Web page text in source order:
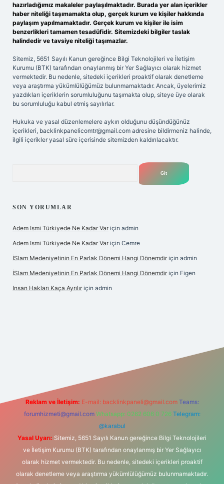
hazırladığımız makaleler paylaşılmaktadır. Burada yer alan içerikler
haber niteliği taşımamakta olup, gerçek kurum ve kişiler hakkında
paylaşım yapılmamaktadır. Gerçek kurum ve kişiler ile isim
benzerlikleri tamamen tesadüfidir. Sitemizdeki bilgiler taslak
halindedir ve tavsiye niteliği taşımazlar.
Sitemiz, 5651 Sayılı Kanun gereğince Bilgi Teknolojileri ve İletişim
Kurumu (BTK) tarafından onaylanmış bir Yer Sağlayıcı olarak hizmet
vermektedir. Bu nedenle, sitedeki içerikleri proaktif olarak denetleme
veya araştırma yükümlülüğümüz bulunmamaktadır. Ancak, üyelerimiz
yazdıkları içeriklerin sorumluluğunu taşımakta olup, siteye üye olarak
bu sorumluluğu kabul etmiş sayılırlar.
Hukuka ve yasal düzenlemelere aykırı olduğunu düşündüğünüz
içerikleri, backlinkpanelicomtr@gmail.com adresine bildirmeniz halinde,
ilgili içerikler yasal süre içerisinde sitemizden kaldırılacaktır.
SON YORUMLAR
Adem Ismi Türkiyede Ne Kadar Var için admin
Adem Ismi Türkiyede Ne Kadar Var için Cemre
İSlam Medeniyetinin En Parlak Dönemi Hangi Dönemdir için admin
İSlam Medeniyetinin En Parlak Dönemi Hangi Dönemdir için Figen
Insan Hakları Kaça Ayrılır için admin
Reklam ve İletişim: E-mail: backlinkpaneli@gmail.com Teams:
forumhizmeti@gmail.com Whatsapp: 0262 606 0 726 Telegram:
@karabul
Yasal Uyarı: Sitemiz, 5651 Sayılı Kanun gereğince Bilgi Teknolojileri
ve İletişim Kurumu (BTK) tarafından onaylanmış bir Yer Sağlayıcı
olarak hizmet vermektedir. Bu nedenle, sitedeki içerikleri proaktif
olarak denetleme veya araştırma yükümlülüğümüz bulunmamaktadır.